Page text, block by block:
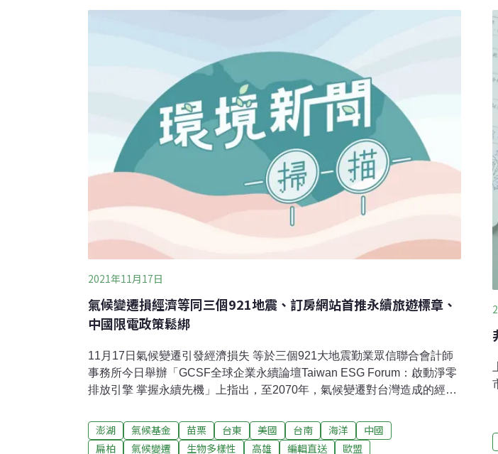
2021年11月17日
氣候變遷損經濟等同三個921地震、訂房網站首推永續旅遊標章、
中國限電政策鬆綁
11月17日氣候變遷引發經濟損失 等於三個921大地震勤業眾信聯合會計師
事務所今日舉辦「GCSF全球企業永續論壇Taiwan ESG Forum：啟動淨零
排放引擎 掌握永續先機」上指出，至2070年，氣候變遷對台灣造成的經濟
失；建議結合產官學具體行動和力量推動積極改革作為，期望2035年能成
為台灣氣候變遷轉型過程中的轉捩點。（工商時報報導）3000棵保護路樹
澎湖 氣候基金 苗栗 台東 美國 台南 海洋
中國
扁柏
氣候變遷 生物多樣性 高雄 編輯直送 歐盟